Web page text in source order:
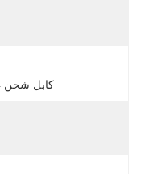
كابل شحن 4 في 1، كابل بيانات 4 في 1، كابل 4 في 1